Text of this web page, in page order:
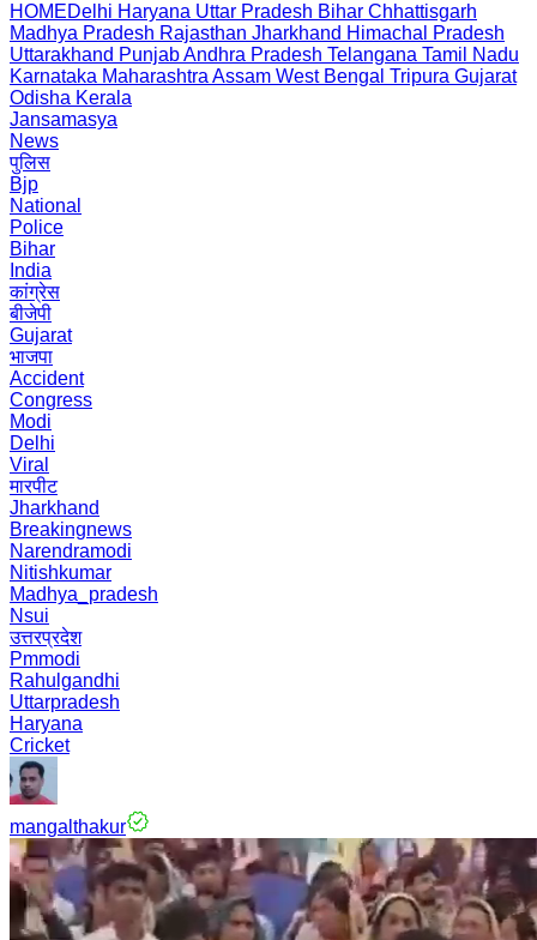
HOMEDelhi Haryana Uttar Pradesh Bihar Chhattisgarh
Madhya Pradesh Rajasthan Jharkhand Himachal Pradesh
Uttarakhand PunjabAndhra Pradesh Telangana Tamil Nadu
Karnataka Maharashtra Assam West Bengal Tripura Gujarat
Odisha Kerala
Jansamasya
News
पुलिस
Bjp
National
Police
Bihar
India
कांग्रेस
बीजेपी
Gujarat
भाजपा
Accident
Congress
Modi
Delhi
Viral
मारपीट
Jharkhand
Breakingnews
Narendramodi
Nitishkumar
Madhya_pradesh
Nsui
उत्तरप्रदेश
Pmmodi
Rahulgandhi
Uttarpradesh
Haryana
Cricket
mangalthakur